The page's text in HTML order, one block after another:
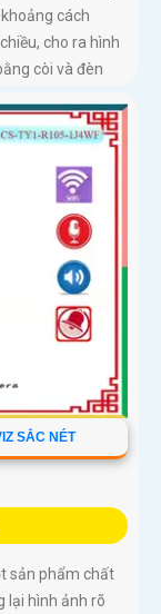
cách
cho ra hình
còi và đèn
SẮC NÉT
sản phẩm chất
lại hình ảnh rõ